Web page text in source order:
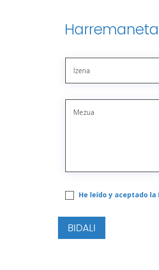
He leído y aceptado
BIDALI